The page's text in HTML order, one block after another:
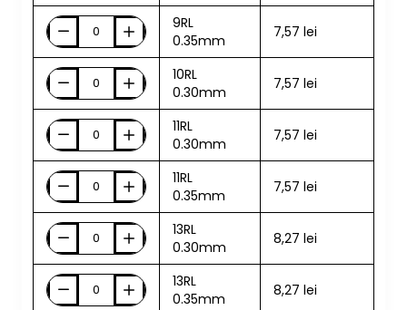
9RL
0.35mm
7,57 lei
10RL
0.30mm
7,57 lei
11RL
0.30mm
7,57 lei
11RL
0.35mm
7,57 lei
13RL
0.30mm
8,27 lei
13RL
0.35mm
8,27 lei